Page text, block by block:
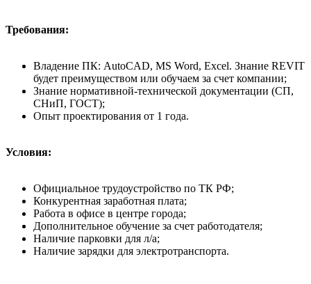
Требования:
Владение ПК: AutoCAD, MS Word, Excel. Знание REVIT
будет преимуществом или обучаем за счет компании;
Знание нормативной-технической документации (СП,
СНиП, ГОСТ);
Опыт проектирования от 1 года.
Условия:
Официальное трудоустройство по ТК РФ;
Конкурентная заработная плата;
Работа в офисе в центре города;
Дополнительное обучение за счет работодателя;
Наличие парковки для л/а;
Наличие зарядки для электротранспорта.